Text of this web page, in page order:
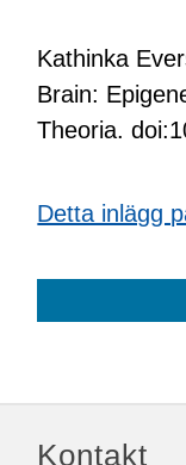
Kathinka
Brain:
Theoria.
Detta inlägg
Kontakt